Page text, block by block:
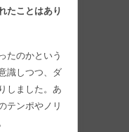
たことはあり
たのかという
識しつつ、ダ
しました。あ
テンポやノリ